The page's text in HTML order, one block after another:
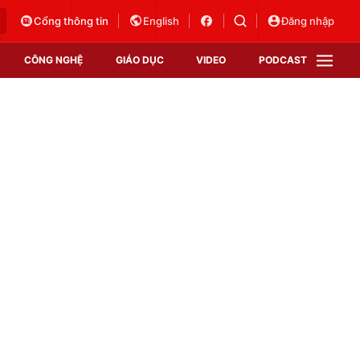
Cổng thông tin English Đăng nhập
CÔNG NGHỆ GIÁO DỤC VIDEO PODCAST